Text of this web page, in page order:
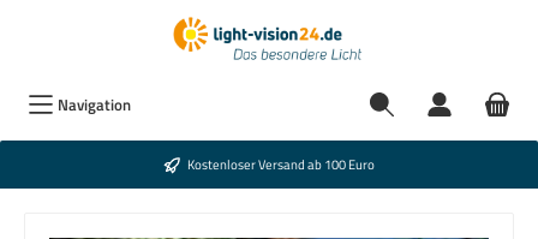
Navigation
Kostenloser Versand ab 100 Euro